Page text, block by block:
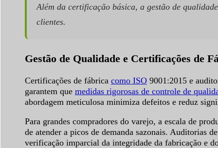
Além da certificação básica, a gestão de
clientes.
Gestão de Qualidade e Certificações de
Certificações de fábrica como ISO9001:2015 e
garantem que medidas rigorosas de controle de
abordagem meticulosa minimiza defeitos e reduz
Para grandes compradores do varejo, a escala de
de atender a picos de demanda sazonais. Auditorias
verificação imparcial da integridade da fabricação e